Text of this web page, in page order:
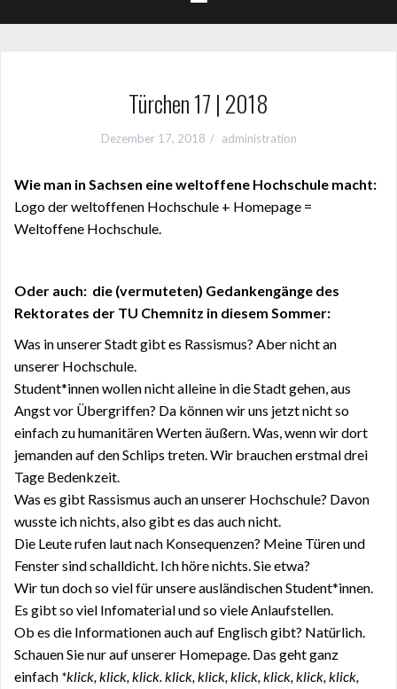
Türchen 17 | 2018
Dezember 17, 2018 administration
Wie man in Sachsen eine weltoffene Hochschule macht:
Logo der weltoffenen Hochschule + Homepage =
Weltoffene Hochschule.
Oder auch: die (vermuteten) Gedankengänge des
Rektorates der TU Chemnitz in diesem Sommer:
Was in unserer Stadt gibt es Rassismus? Aber nicht an
unserer Hochschule.
Student*innen wollen nicht alleine in die Stadt gehen, aus
Angst vor Übergriffen? Da können wir uns jetzt nicht so
einfach zu humanitären Werten äußern. Was, wenn wir dort
jemanden auf den Schlips treten. Wir brauchen erstmal drei
Tage Bedenkzeit.
Was es gibt Rassismus auch an unserer Hochschule? Davon
wusste ich nichts, also gibt es das auch nicht.
Die Leute rufen laut nach Konsequenzen? Meine Türen und
Fenster sind schalldicht. Ich höre nichts. Sie etwa?
Wir tun doch so viel für unsere ausländischen Student*innen.
Es gibt so viel Infomaterial und so viele Anlaufstellen.
Ob es die Informationen auch auf Englisch gibt? Natürlich.
Schauen Sie nur auf unserer Homepage. Das geht ganz
einfach *klick, klick, klick. klick, klick, klick, klick, klick, klick,